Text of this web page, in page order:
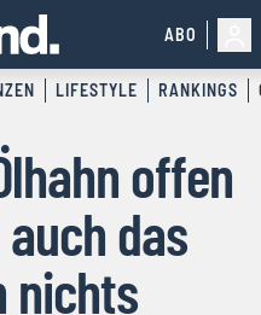
ABO
LIFESTYLE RANKINGS
offen
das
nichts